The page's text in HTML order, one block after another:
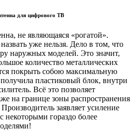
для цифрового ТВ
не являющаяся «рогатой».
уже нельзя. Дело в том, что
наружных моделей. Это значит,
количество металлических
покрыть собою максимальную
пластиковый блок, внутри
Всё это позволяет
на границе зоны распространения
заявляет усиление
некоторыми гораздо более